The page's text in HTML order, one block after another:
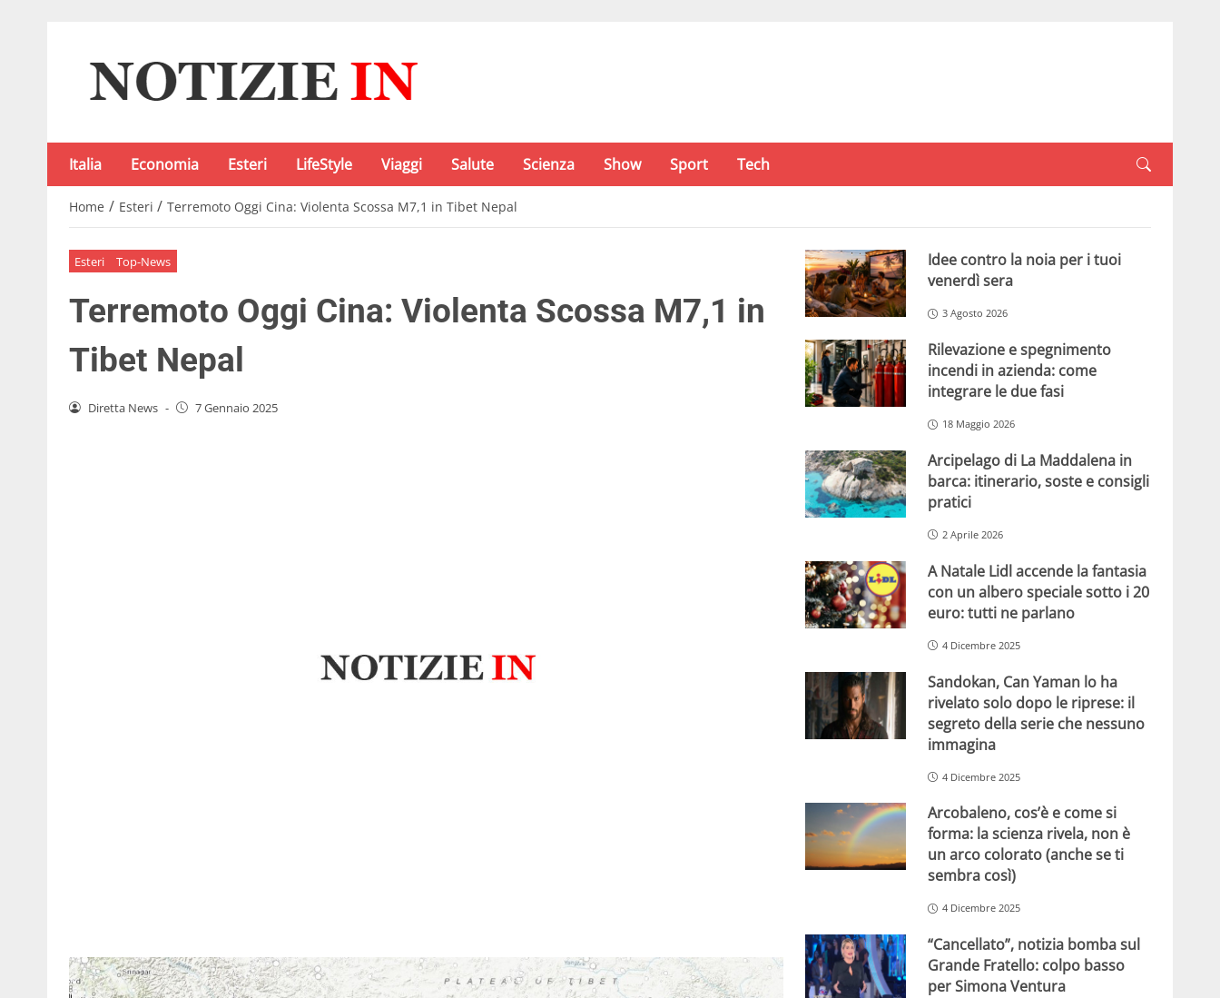
Italia Economia Esteri LifeStyle Viaggi Salute Scienza Show Sport Tech
Home / Esteri / Terremoto Oggi Cina: Violenta Scossa M7,1 in Tibet Nepal
Esteri Top-News
Terremoto Oggi Cina: Violenta Scossa M7,1 in
Tibet Nepal
Diretta News - 7 Gennaio 2025
Idee contro la noia per i tuoi
venerdì sera
3 Agosto 2026
Rilevazione e spegnimento
incendi in azienda: come
integrare le due fasi
18 Maggio 2026
Arcipelago di La Maddalena in
barca: itinerario, soste e consigli
pratici
2 Aprile 2026
A Natale Lidl accende la fantasia
con un albero speciale sotto i 20
euro: tutti ne parlano
4 Dicembre 2025
Sandokan, Can Yaman lo ha
rivelato solo dopo le riprese: il
segreto della serie che nessuno
immagina
4 Dicembre 2025
Arcobaleno, cos’è e come si
forma: la scienza rivela, non è
un arco colorato (anche se ti
sembra così)
4 Dicembre 2025
“Cancellato”, notizia bomba sul
Grande Fratello: colpo basso
per Simona Ventura